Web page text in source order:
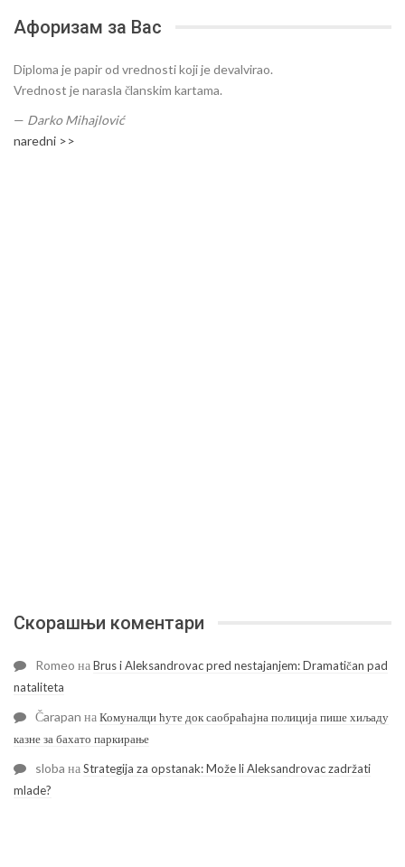
Афоризам за Вас
Diploma je papir od vrednosti koji je devalvirao.
Vrednost je narasla članskim kartama.
— Darko Mihajlović
naredni >>
Скорашњи коментари
Romeo наBrus i Aleksandrovac pred nestajanjem: Dramatičan pad
nataliteta
Čarapan наКомуналци ћуте док саобраћајна полиција пише хиљаду
казне за бахато паркирање
sloba наStrategija za opstanak: Može li Aleksandrovac zadržati
mlade?